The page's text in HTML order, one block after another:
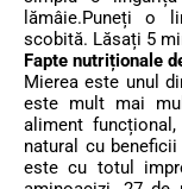
lămâie.Puneți o
scobită. Lăsați 5
Fapte nutriționale
Mierea este unul
este mult mai
aliment
natural cu
este cu totul